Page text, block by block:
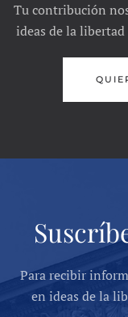
Tu contribución
ideas de la
Para recibir
en ideas de la